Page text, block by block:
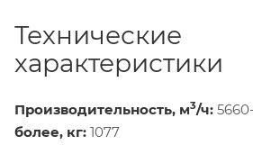
Технические
характеристики
Производительность, м3/ч:
более, кг: 1077